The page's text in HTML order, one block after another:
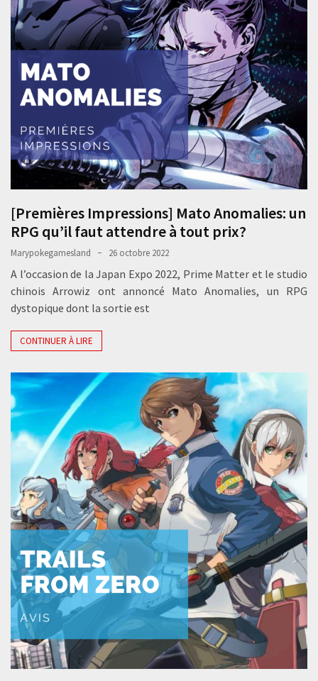
[Premières Impressions] Mato Anomalies: un
RPG qu’il faut attendre à tout prix?
Marypokegamesland 26 octobre 2022
A l’occasion de la Japan Expo 2022, Prime Matter et le studio
chinois Arrowiz ont annoncé Mato Anomalies, un RPG
dystopique dont la sortie est
CONTINUER À LIRE